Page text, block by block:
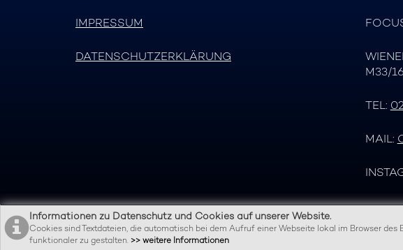
Informationen zu Datenschutz und Cookies auf unserer Website.
Cookies sind Textdateien, die automatisch bei dem Aufruf einer Webseite lokal im Browser
funktionaler zu gestalten. >> weitere Informationen
IMPRESSUM
DATENSCHUTZERKLÄRUNG
M33/
TEL:
MAIL: